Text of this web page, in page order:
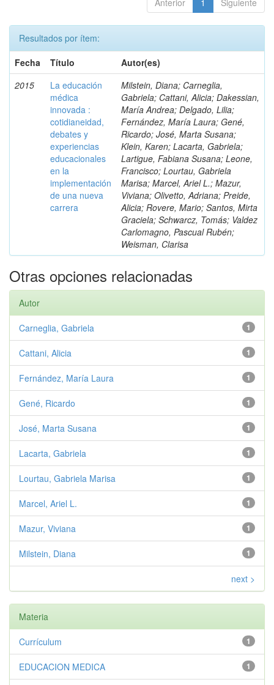
Anterior 1 Siguiente
Resultados por ítem:
Fecha
Título
Autor(es)
2015
La educación
médica
innovada :
cotidianeidad,
debates y
experiencias
educacionales
en la
implementación
de una nueva
carrera
Milstein, Diana; Carneglia,
Gabriela; Cattani, Alicia; Dakessian,
María Andrea; Delgado, Lilia;
Fernández, María Laura; Gené,
Ricardo; José, Marta Susana;
Klein, Karen; Lacarta, Gabriela;
Lartigue, Fabiana Susana; Leone,
Francisco; Lourtau, Gabriela
Marisa; Marcel, Ariel L.; Mazur,
Viviana; Olivetto, Adriana; Preide,
Alicia; Rovere, Mario; Santos, Mirta
Graciela; Schwarcz, Tomás; Valdez
Carlomagno, Pascual Rubén;
Weisman, Clarisa
Otras opciones relacionadas
Autor
1
Carneglia, Gabriela
1
Cattani, Alicia
1
Fernández, María Laura
1
Gené, Ricardo
1
José, Marta Susana
1
Lacarta, Gabriela
1
Lourtau, Gabriela Marisa
1
Marcel, Ariel L.
1
Mazur, Viviana
1
Milstein, Diana
next >
Materia
1
Currículum
1
EDUCACION MEDICA